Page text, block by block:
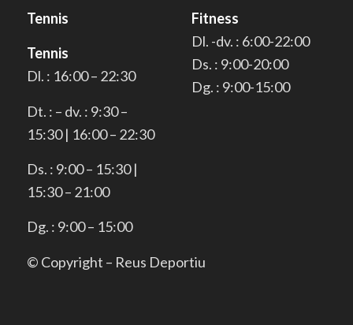
Tennis
Tennis
Dl. : 16:00 – 22:30
Dt. : – dv. : 9:30 –
15:30 | 16:00 – 22:30
Ds. : 9:00 – 15:30 |
15:30 – 21:00
Dg. : 9:00 – 15:00
Fitness
Dl. -dv. : 6:00-22:00
Ds. : 9:00-20:00
Dg. : 9:00-15:00
© Copyright – Reus Deportiu